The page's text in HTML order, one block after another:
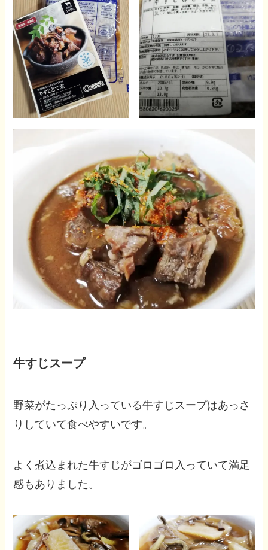
牛すじスープ
野菜がたっぷり入っている牛すじスープはあっさ
りしていて食べやすいです。
よく煮込まれた牛すじがゴロゴロ入っていて満足
感もありました。